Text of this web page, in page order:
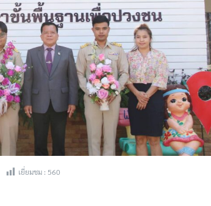
เยี่ยมชม : 560